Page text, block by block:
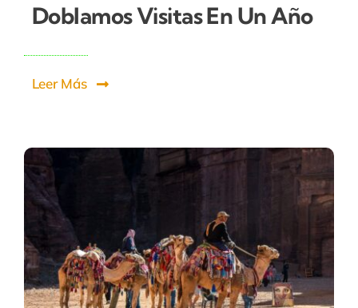
Doblamos Visitas En Un Año
Leer Más